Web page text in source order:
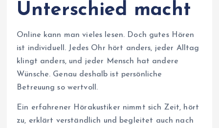
Unterschied macht
Online kann man vieles lesen. Doch gutes Hören
ist individuell. Jedes Ohr hört anders, jeder Alltag
klingt anders, und jeder Mensch hat andere
Wünsche. Genau deshalb ist persönliche
Betreuung so wertvoll.
Ein erfahrener Hörakustiker nimmt sich Zeit, hört
zu, erklärt verständlich und begleitet auch nach